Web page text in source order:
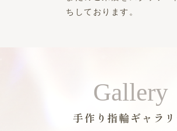
ちしております。
Gallery
手作り指輪ギャラ